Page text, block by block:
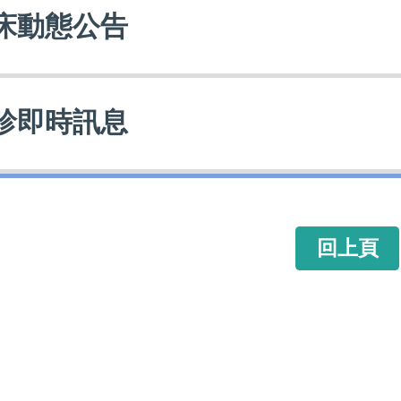
動態公告
即時訊息
回上頁